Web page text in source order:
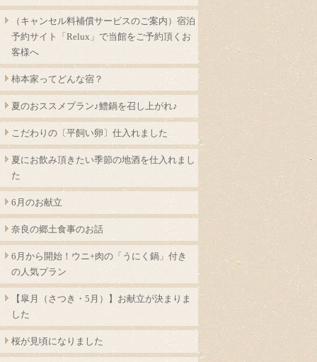
（キャンセル料補償サービスのご案内）宿泊
予約サイト「Relux」で当館をご予約頂くお
客様へ
柿本家ってどんな宿？
夏のおススメプラン♪鱧鍋を召し上がれ♪
こだわりの〔平飼い卵〕仕入れました
夏にお飲み頂きたい季節の地酒を仕入れまし
た
6月のお献立
奈良の郷土食事のお話
6月から開始！ウニ+肉の「うにく鍋」付き
の人気プラン
【皐月（さつき・5月）】お献立が決まりま
した
桜が見頃になりました